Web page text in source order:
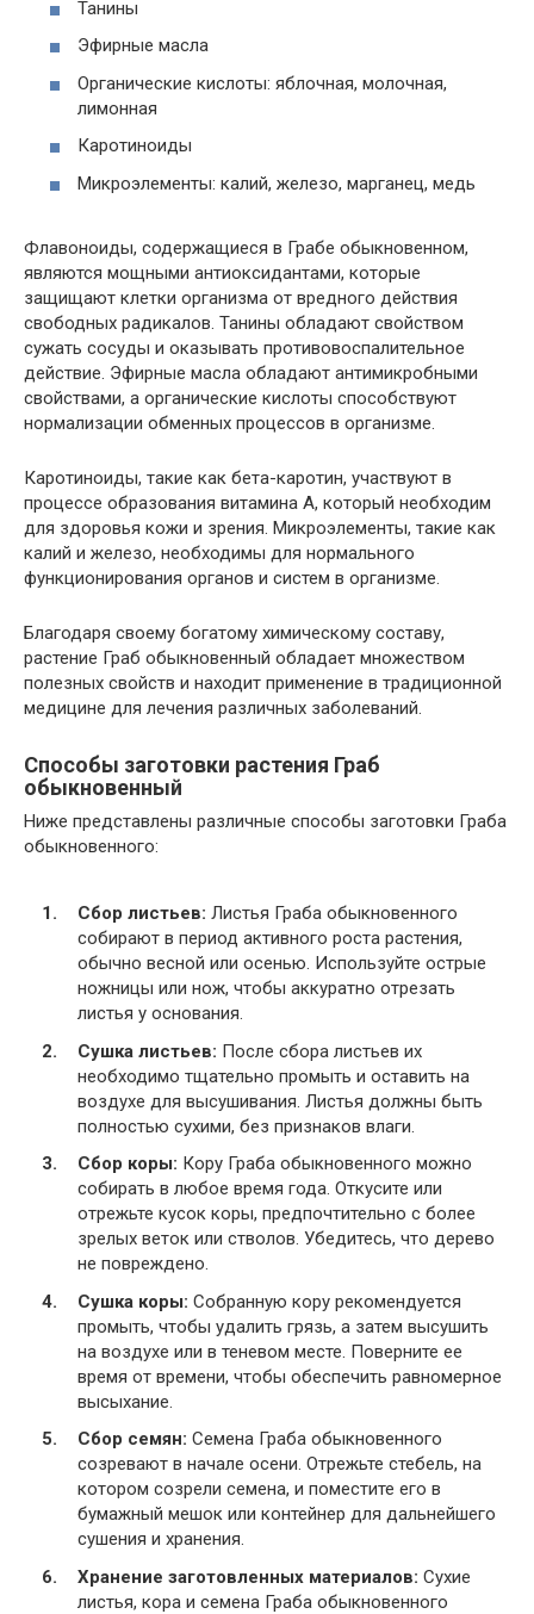
Танины
Эфирные масла
Органические кислоты: яблочная, молочная,
лимонная
Каротиноиды
Микроэлементы: калий, железо, марганец, медь
Флавоноиды, содержащиеся в Грабе обыкновенном,
являются мощными антиоксидантами, которые
защищают клетки организма от вредного действия
свободных радикалов. Танины обладают свойством
сужать сосуды и оказывать противовоспалительное
действие. Эфирные масла обладают антимикробными
свойствами, а органические кислоты способствуют
нормализации обменных процессов в организме.
Каротиноиды, такие как бета-каротин, участвуют в
процессе образования витамина А, который необходим
для здоровья кожи и зрения. Микроэлементы, такие как
калий и железо, необходимы для нормального
функционирования органов и систем в организме.
Благодаря своему богатому химическому составу,
растение Граб обыкновенный обладает множеством
полезных свойств и находит применение в традиционной
медицине для лечения различных заболеваний.
Способы заготовки растения Граб
обыкновенный
Ниже представлены различные способы заготовки Граба
обыкновенного:
Сбор листьев: Листья Граба обыкновенного
собирают в период активного роста растения,
обычно весной или осенью. Используйте острые
ножницы или нож, чтобы аккуратно отрезать
листья у основания.
Сушка листьев: После сбора листьев их
необходимо тщательно промыть и оставить на
воздухе для высушивания. Листья должны быть
полностью сухими, без признаков влаги.
Сбор коры: Кору Граба обыкновенного можно
собирать в любое время года. Откусите или
отрежьте кусок коры, предпочтительно с более
зрелых веток или стволов. Убедитесь, что дерево
не повреждено.
Сушка коры: Собранную кору рекомендуется
промыть, чтобы удалить грязь, а затем высушить
на воздухе или в теневом месте. Поверните ее
время от времени, чтобы обеспечить равномерное
высыхание.
Сбор семян: Семена Граба обыкновенного
созревают в начале осени. Отрежьте стебель, на
котором созрели семена, и поместите его в
бумажный мешок или контейнер для дальнейшего
сушения и хранения.
Хранение заготовленных материалов: Сухие
листья, кора и семена Граба обыкновенного